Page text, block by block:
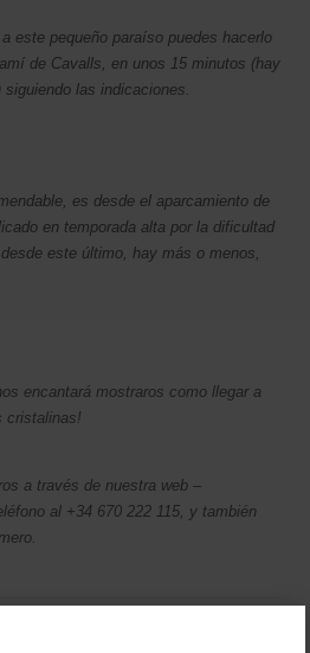
este pequeño paraíso puedes hacerlo
de Cavalls, en unos 15 minutos (hay
las indicaciones.
es desde el aparcamiento de
en temporada alta por la dificultad
este último, hay más o menos,
encantará mostraros como llegar a
cristalinas!
a través de nuestra web –
al +34 670 222 115, y también